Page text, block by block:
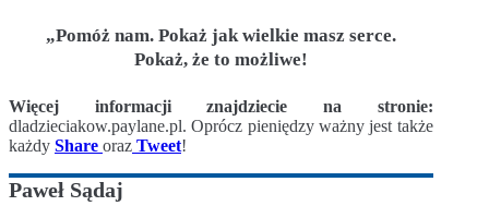
„Pomóż nam. Pokaż jak wielkie masz serce.
Pokaż, że to możliwe!
Więcej informacji znajdziecie na stronie:
dladzieciakow.paylane.pl. Oprócz pieniędzy ważny jest także
każdy Share oraz Tweet!
Paweł Sądaj